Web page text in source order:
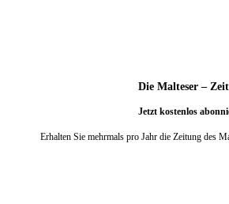
Die Malteser –
Jetzt kostenlos
Erhalten Sie mehrmals pro Jahr die Zeitung des